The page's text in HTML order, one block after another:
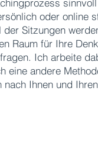
sinnvoll
oder online
Sitzungen
Raum für Ihre
Ich arbeite
eine andere
Ihnen und Ihren